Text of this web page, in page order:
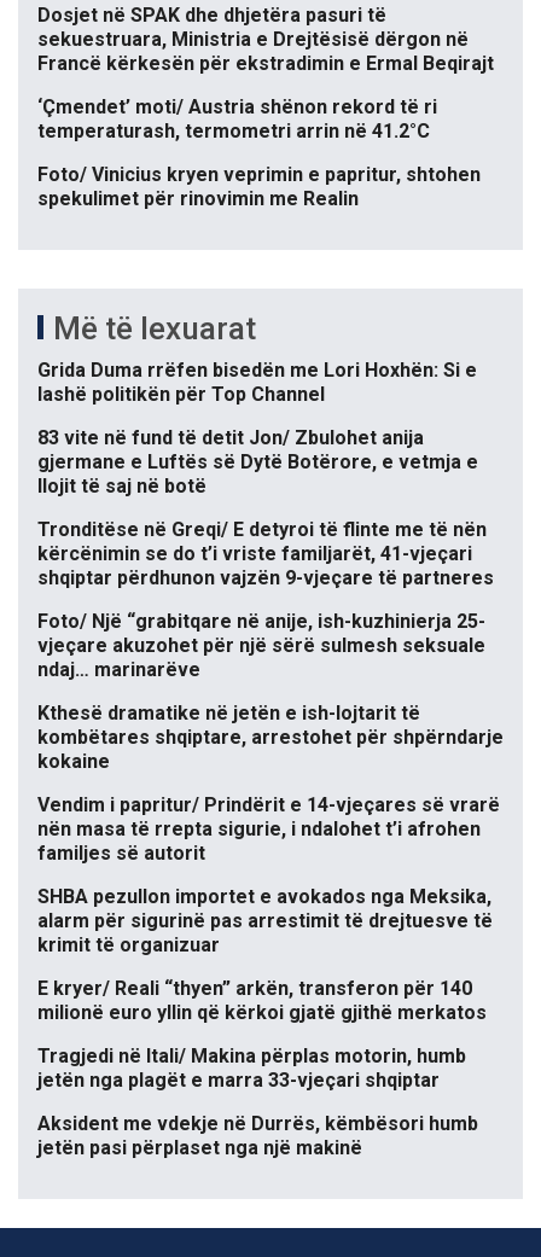
Dosjet në SPAK dhe dhjetëra pasuri të
sekuestruara, Ministria e Drejtësisë dërgon në
Francë kërkesën për ekstradimin e Ermal Beqirajt
‘Çmendet’ moti/ Austria shënon rekord të ri
temperaturash, termometri arrin në 41.2°C
Foto/ Vinicius kryen veprimin e papritur, shtohen
spekulimet për rinovimin me Realin
Më të lexuarat
Grida Duma rrëfen bisedën me Lori Hoxhën: Si e
lashë politikën për Top Channel
83 vite në fund të detit Jon/ Zbulohet anija
gjermane e Luftës së Dytë Botërore, e vetmja e
llojit të saj në botë
Tronditëse në Greqi/ E detyroi të flinte me të nën
kërcënimin se do t’i vriste familjarët, 41-vjeçari
shqiptar përdhunon vajzën 9-vjeçare të partneres
Foto/ Një “grabitqare në anije, ish-kuzhinierja 25-
vjeçare akuzohet për një sërë sulmesh seksuale
ndaj… marinarëve
Kthesë dramatike në jetën e ish-lojtarit të
kombëtares shqiptare, arrestohet për shpërndarje
kokaine
Vendim i papritur/ Prindërit e 14-vjeçares së vrarë
nën masa të rrepta sigurie, i ndalohet t’i afrohen
familjes së autorit
SHBA pezullon importet e avokados nga Meksika,
alarm për sigurinë pas arrestimit të drejtuesve të
krimit të organizuar
E kryer/ Reali “thyen” arkën, transferon për 140
milionë euro yllin që kërkoi gjatë gjithë merkatos
Tragjedi në Itali/ Makina përplas motorin, humb
jetën nga plagët e marra 33-vjeçari shqiptar
Aksident me vdekje në Durrës, këmbësori humb
jetën pasi përplaset nga një makinë